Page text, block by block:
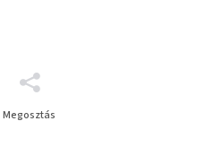
Megosztás